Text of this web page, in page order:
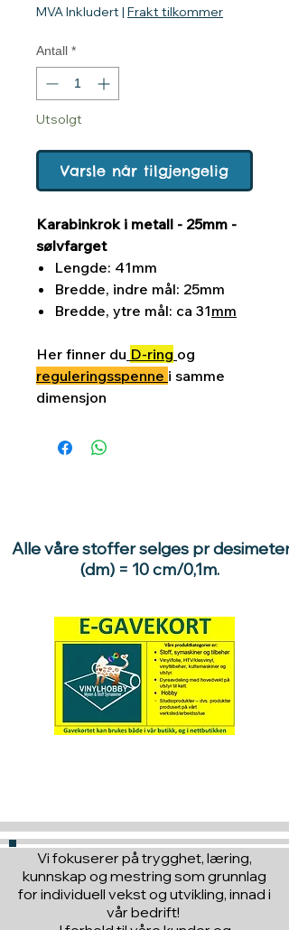
MVA Inkludert | Frakt tilkommer
Antall *
Utsolgt
Varsle når tilgjengelig
Karabinkrok i metall - 25mm -
sølvfarget
Lengde: 41mm
Bredde, indre mål: 25mm
Bredde, ytre mål: ca 31mm
Her finner du D-ring og
reguleringsspenne i samme
dimensjon
Alle våre stoffer selges pr desimeter
(dm) = 10 cm/0,1m.
Vi fokuserer på trygghet, læring,
kunnskap og mestring som grunnlag
for individuell vekst og utvikling, innad i
vår bedrift!